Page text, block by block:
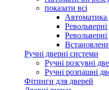
показати всі
Автоматика
Револьверні
Ручні дверні системи
Ручні розсувні
Ручні розпашні
Фітинги для дверей